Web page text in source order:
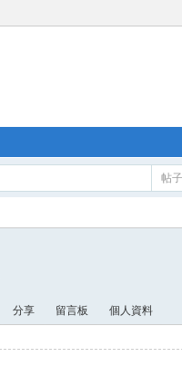
帖子
分享 留言板 個人資料